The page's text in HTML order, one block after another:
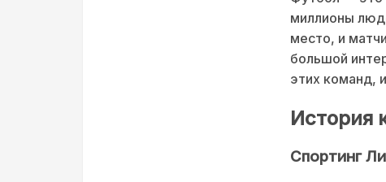
миллионы
место, и
большой
этих команд,
История
Спортинг